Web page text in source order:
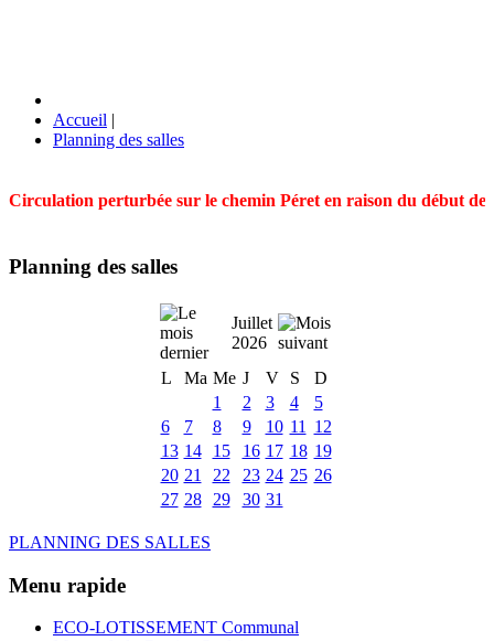
Accueil |
Planning des salles
Circulation perturbée sur le chemin Péret en raison du début
Planning des salles
Juillet
2026
L
Ma Me J V S
D
1
2 3 4
5
6
7 8 9 10 11
12
13 14 15 16 17 18 19
20 21 22 23 24 25 26
27 28 29 30 31
PLANNING DES SALLES
Menu rapide
ECO-LOTISSEMENT Communal